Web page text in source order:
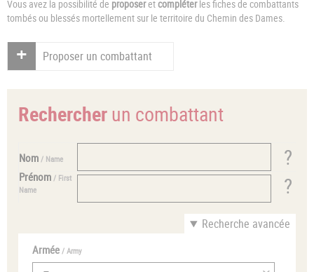
Vous avez la possibilité de proposeretcompléterles fiches de combattants
tombés ou blessés mortellement sur le territoire du Chemin des Dames.
Proposer un combattant
Rechercherun combattant
Nom / Name
Prénom / First
Name
Recherche avancée
Armée / Army